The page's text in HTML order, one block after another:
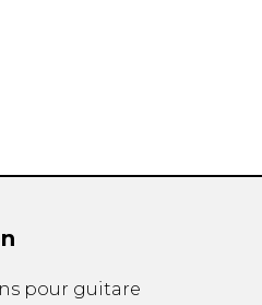
pour guitare